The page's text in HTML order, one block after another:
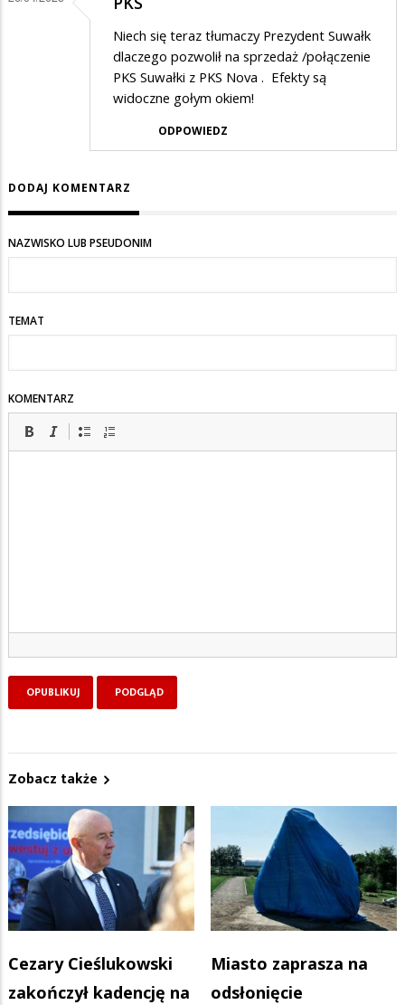
Niech się teraz tłumaczy Prezydent Suwałk
dlaczego pozwolił na sprzedaż /połączenie
PKS Suwałki z PKS Nova . Efekty są
widoczne gołym okiem!
ODPOWIEDZ
DODAJ KOMENTARZ
NAZWISKO LUB PSEUDONIM
TEMAT
KOMENTARZ
Zobacz także
Cezary Cieślukowski
zakończył kadencję na
Miasto zaprasza na
odsłonięcie